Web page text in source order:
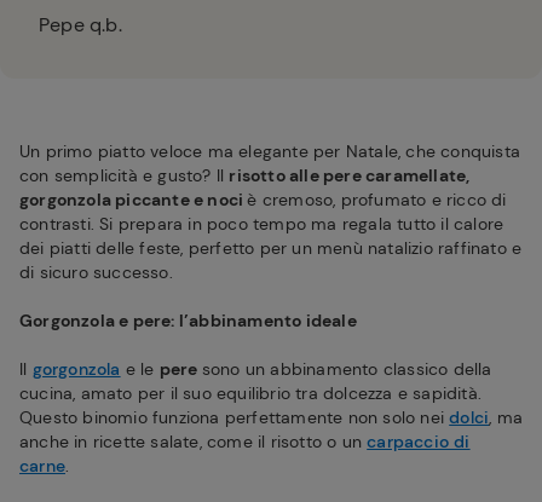
Pepe q.b.
Un primo piatto veloce ma elegante per Natale, che conquista
con semplicità e gusto? Il risotto alle pere caramellate,
gorgonzola piccante e nociè cremoso, profumato e ricco di
contrasti. Si prepara in poco tempo ma regala tutto il calore
dei piatti delle feste, perfetto per un menù natalizio raffinato e
di sicuro successo.
Gorgonzola e pere: l’abbinamento ideale
Il gorgonzola e le pere sono un abbinamento classico della
cucina, amato per il suo equilibrio tra dolcezza e sapidità.
Questo binomio funziona perfettamente non solo neidolci, ma
anche in ricette salate, come il risotto o uncarpaccio di
carne.